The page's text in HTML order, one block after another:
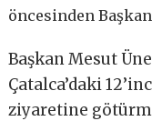
öncesinden
Başkan Mesut
Çatalca’daki
ziyaretine